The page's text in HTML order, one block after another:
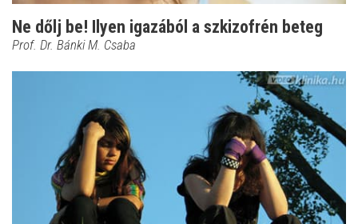
Ne dőlj be! Ilyen igazából a szkizofrén beteg
Prof. Dr. Bánki M. Csaba